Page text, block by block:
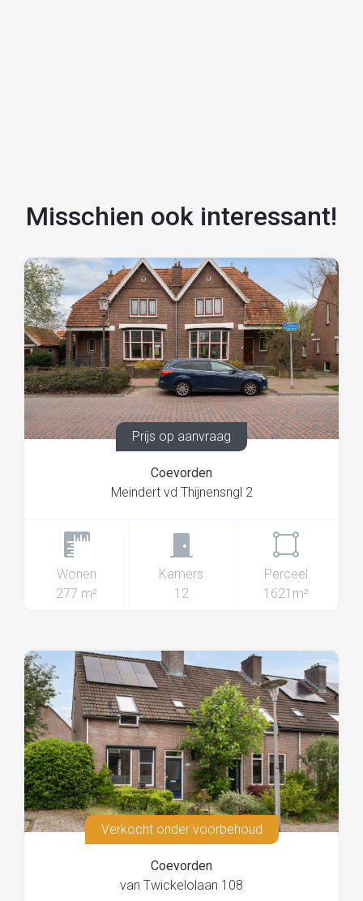
Misschien ook interessant!
Prijs op aanvraag
Coevorden
Meindert vd Thijnensngl 2
Wonen
277 m²
Kamers
12
Perceel
1621m²
Verkocht onder voorbehoud
Coevorden
van Twickelolaan 108